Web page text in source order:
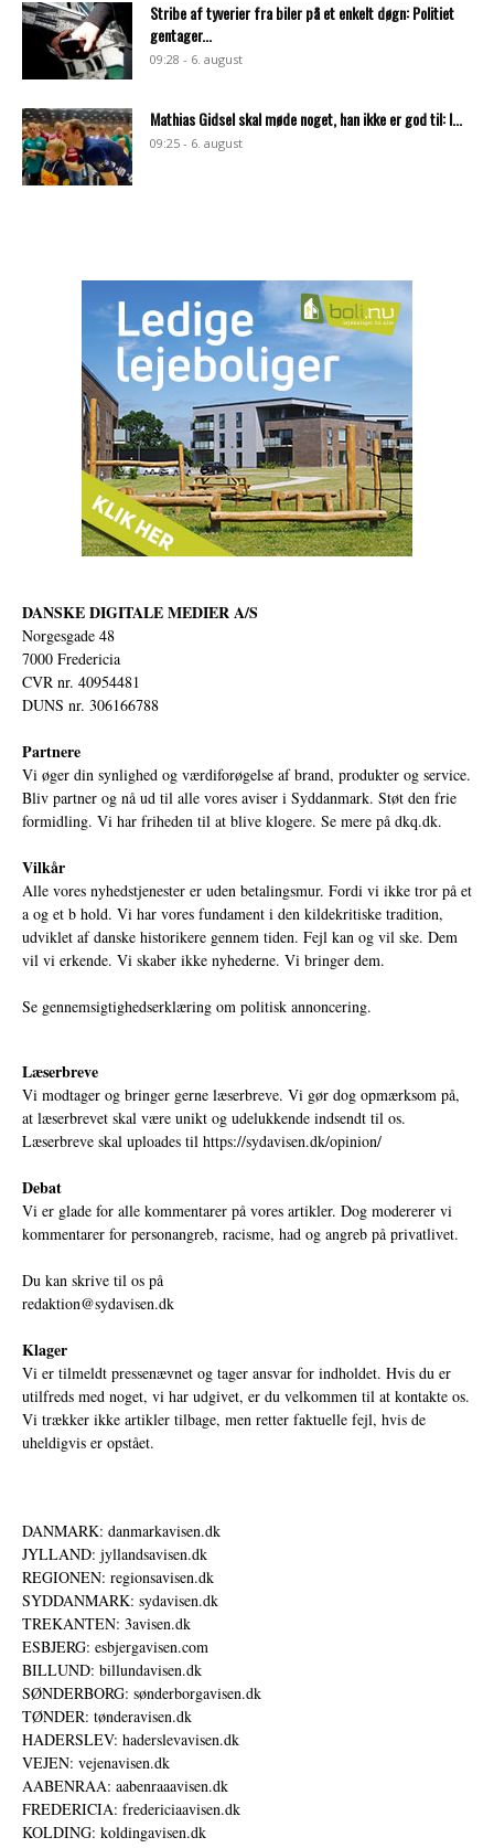
Stribe af tyverier fra biler på et enkelt døgn: Politiet
gentager...
09:28 - 6. august
Mathias Gidsel skal møde noget, han ikke er god til: I...
09:25 - 6. august
DANSKE DIGITALE MEDIER A/S
Norgesgade 48
7000 Fredericia
CVR nr. 40954481
DUNS nr. 306166788
Partnere
Vi øger din synlighed og værdiforøgelse af brand, produkter og service.
Bliv partner og nå ud til alle vores aviser i Syddanmark. Støt den frie
formidling. Vi har friheden til at blive klogere. Se mere på dkq.dk.
Vilkår
Alle vores nyhedstjenester er uden betalingsmur. Fordi vi ikke tror på et
a og et b hold. Vi har vores fundament i den kildekritiske tradition,
udviklet af danske historikere gennem tiden. Fejl kan og vil ske. Dem
vil vi erkende. Vi skaber ikke nyhederne. Vi bringer dem.
Se gennemsigtighedserklæring om politisk annoncering.
Læserbreve
Vi modtager og bringer gerne læserbreve. Vi gør dog opmærksom på,
at læserbrevet skal være unikt og udelukkende indsendt til os.
Læserbreve skal uploades til https://sydavisen.dk/opinion/
Debat
Vi er glade for alle kommentarer på vores artikler. Dog modererer vi
kommentarer for personangreb, racisme, had og angreb på privatlivet.
Du kan skrive til os på
redaktion@sydavisen.dk
Klager
Vi er tilmeldt pressenævnet og tager ansvar for indholdet. Hvis du er
utilfreds med noget, vi har udgivet, er du velkommen til at kontakte os.
Vi trækker ikke artikler tilbage, men retter faktuelle fejl, hvis de
uheldigvis er opstået.
DANMARK: danmarkavisen.dk
JYLLAND: jyllandsavisen.dk
REGIONEN: regionsavisen.dk
SYDDANMARK: sydavisen.dk
TREKANTEN: 3avisen.dk
ESBJERG: esbjergavisen.com
BILLUND: billundavisen.dk
SØNDERBORG: sønderborgavisen.dk
TØNDER: tønderavisen.dk
HADERSLEV: haderslevavisen.dk
VEJEN: vejenavisen.dk
AABENRAA: aabenraaavisen.dk
FREDERICIA: fredericiaavisen.dk
KOLDING: koldingavisen.dk